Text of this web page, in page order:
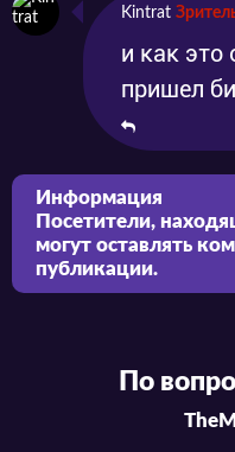
Kintrat
и как это
пришел
Информация
Посетители,
могут оставлять
публикации.
По